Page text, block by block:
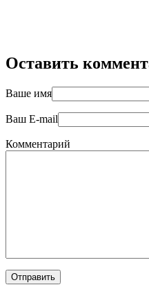
Оставить
Ваше имя
Ваш E-mail
Комментарий